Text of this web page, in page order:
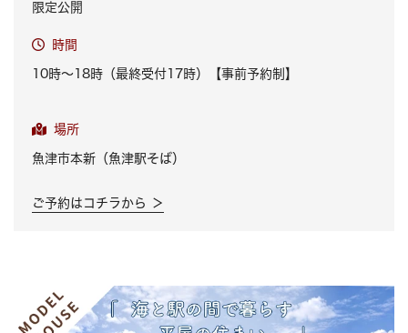
限定公開
時間
10時～18時（最終受付17時）【事前予約制】
場所
魚津市本新（魚津駅そば）
ご予約はコチラから ＞